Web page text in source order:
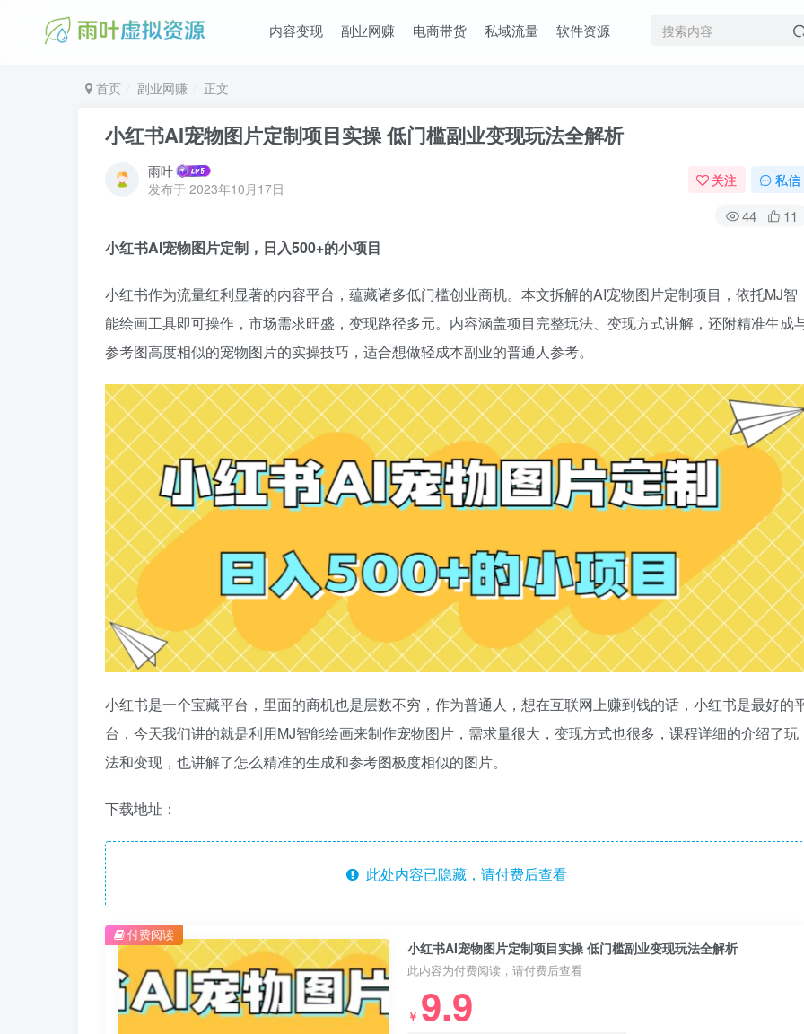
内容变现 副业网赚 电商带货 私域流量 软件资源
首页 副业网赚 正文
小红书AI宠物图片定制项目实操 低门槛副业变现玩法全解析
雨叶
发布于 2023年10月17日 关注 私信
44 11
小红书AI宠物图片定制，日入500+的小项目
小红书作为流量红利显著的内容平台，蕴藏诸多低门槛创业商机。本文拆解的AI宠物图片定制项目，依托MJ智
能绘画工具即可操作，市场需求旺盛，变现路径多元。内容涵盖项目完整玩法、变现方式讲解，还附精准生成
参考图高度相似的宠物图片的实操技巧，适合想做轻成本副业的普通人参考。
小红书是一个宝藏平台，里面的商机也是层数不穷，作为普通人，想在互联网上赚到钱的话，小红书是最好的
台，今天我们讲的就是利用MJ智能绘画来制作宠物图片，需求量很大，变现方式也很多，课程详细的介绍了玩
法和变现，也讲解了怎么精准的生成和参考图极度相似的图片。
下载地址：
此处内容已隐藏，请付费后查看
小红书AI宠物图片定制项目实操 低门槛副业变现玩法全解析
此内容为付费阅读，请付费后查看
￥ 9.9
付费阅读